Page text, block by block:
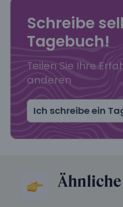
Schreibe
Tagebuch!
Teilen Sie Ihre
anderen
Ich schreibe ein